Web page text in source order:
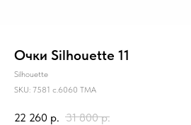
Очки Silhouette 11
Silhouette
SKU: 7581 c.6060 TMA
22 260 р. 31 800 р.